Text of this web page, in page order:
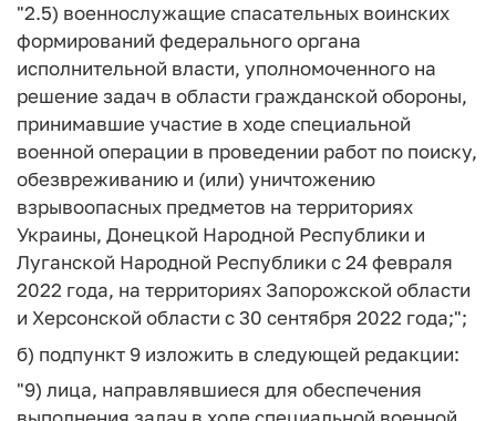
"2.5) военнослужащие спасательных воинских
формирований федерального органа
исполнительной власти, уполномоченного на
решение задач в области гражданской обороны,
принимавшие участие в ходе специальной
военной операции в проведении работ по поиску,
обезвреживанию и (или) уничтожению
взрывоопасных предметов на территориях
Украины, Донецкой Народной Республики и
Луганской Народной Республики с 24 февраля
2022 года, на территориях Запорожской области
и Херсонской области с 30 сентября 2022 года;";
б) подпункт 9 изложить в следующей редакции:
"9) лица, направлявшиеся для обеспечения